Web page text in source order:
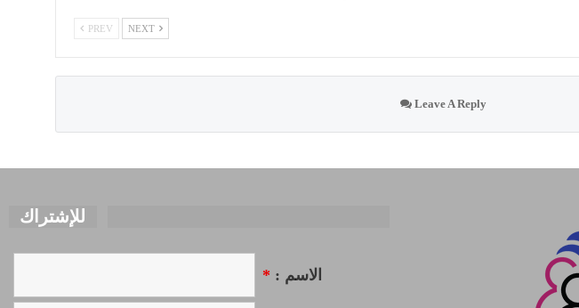
PREV NEXT
Leave A Reply
للإشتراك
الاسم : *